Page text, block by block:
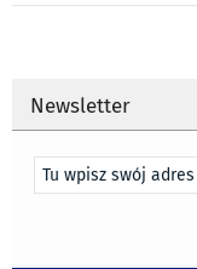
Newsletter